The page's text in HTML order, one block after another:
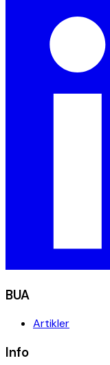
BUA
Artikler
Info